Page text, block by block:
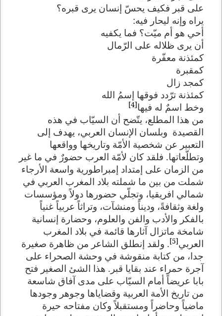
على قبر فكيف يحسّ إنسان يرى قبره؟
يراه وإنه ليحار فيه:
أحي هو أم ميّت؟ فما يكفيه
أن يرى ظلاله على الرّمال
كمئذنة معفّرة
كمقبرة
كمجد زال
كمئذنة ترّدد فوقها إسمُ الله
وخط اسمٌ له فيها[4]
من هذا المطلع، يتّضح أن السيّاب في هذه
القصيدة وبلسان الإنسان العربي، يهدف إلى
التعبير عن شخصية الأمّة وتاريخها وواقعها
وتطلّعاتها. فلقد كان لأمّة العرب حضورٌ في ما غير
من الزمان على إمتداد إمبراطورية واسعة الأرجاء
شملت من بين ما شملته بلاد المغرب العربي في
شمالي افريقيا، وتجلّي حضورها دولاً ومؤسسات
ولغة وثقافةً، وديناً ومنشآت، وتراثاً عربياً غنياً
بالفكر والأدب والفن والعلوم، وحضارة إنسانية
شامخة ماتزال آثارها قائمة في بلاد المغرب
العربي[5]. ولقد إنطلق الشاعر من ظاهرة صغيرة
جدا، من كتابة منقوشة في وحشة الصحراء على
آجرة حمراء عند بقايا قبر. هذا الشئ الصغير فتح
بابا عريضاً أمام السيّاب على مدى آفاق شاسعة
من تاريخ الأمة العربية وقضاياها وجوهر وجودها
ماضياً وحاضراً ومستقبلاً وكان مفتاحه حيرة